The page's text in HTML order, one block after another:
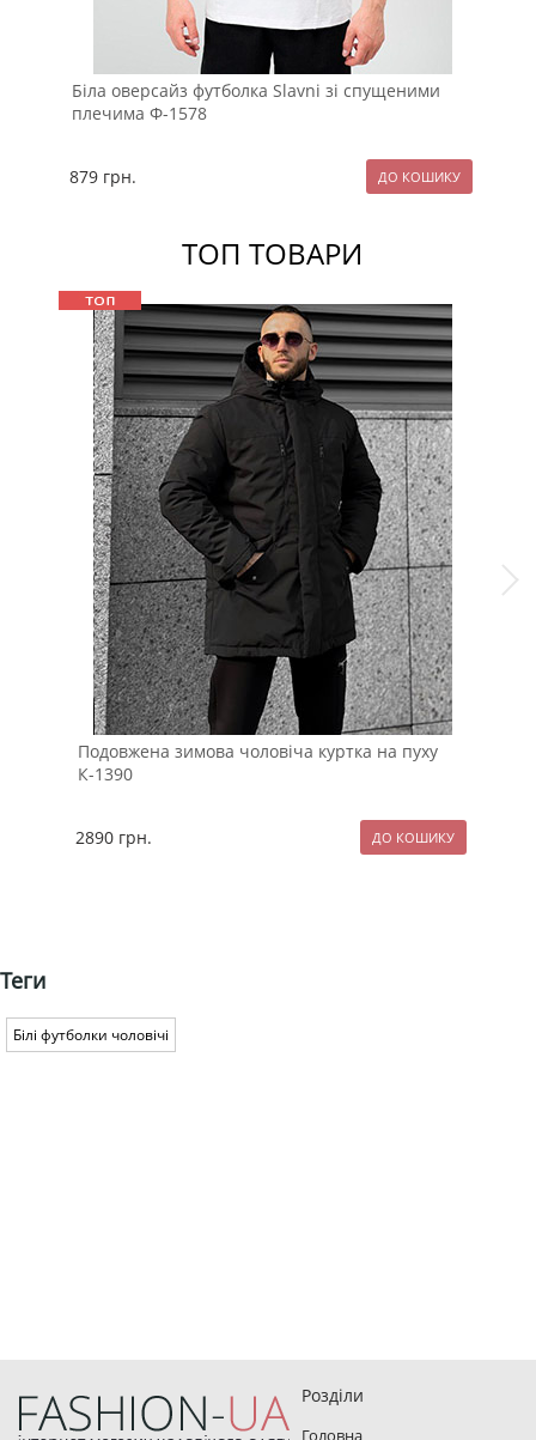
Біла оверсайз футболка Slavni зі спущеними
плечима Ф-1578
879 грн.
ТОП ТОВАРИ
Подовжена зимова чоловіча куртка на пуху
К-1390
2890 грн.
Теги
Білі футболки чоловічі
Розділи
Головна